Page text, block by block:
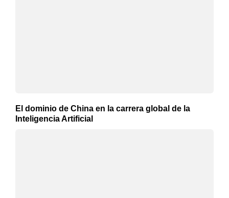
El dominio de China en la carrera global de la
Inteligencia Artificial